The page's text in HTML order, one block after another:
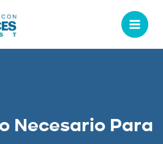
Necesario Para